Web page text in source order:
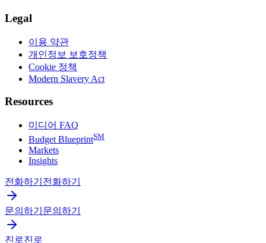
Legal
이용 약관
개인정보 보호정책
Cookie 정책
Modern Slavery Act
Resources
미디어 FAQ
Budget BlueprintSM
Markets
Insights
전화하기 전화하기
문의하기 문의하기
진로진로